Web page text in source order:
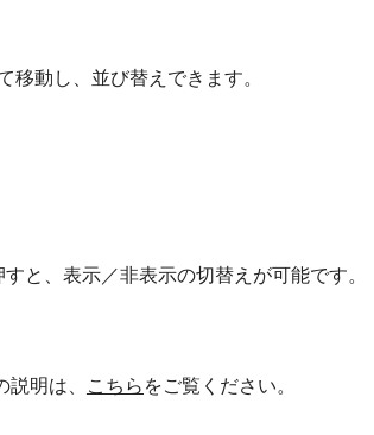
動し、並び替えできます。
と、表示／非表示の切替えが可能です。
明は、 こちら をご覧ください。